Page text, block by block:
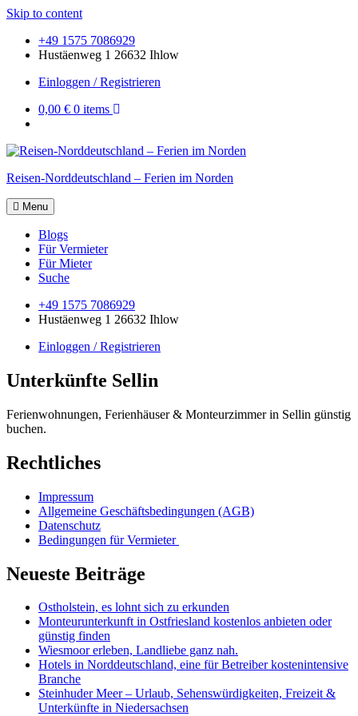
Skip to content
+49 1575 7086929
Hustäenweg 1 26632 Ihlow
Einloggen / Registrieren
0,00 € 0 items
Reisen-Norddeutschland – Ferien im Norden
Menu
Blogs
Für Vermieter
Für Mieter
Suche
+49 1575 7086929
Hustäenweg 1 26632 Ihlow
Einloggen / Registrieren
Unterkünfte Sellin
Ferienwohnungen, Ferienhäuser & Monteurzimmer in Sellin günstig
buchen.
Rechtliches
Impressum
Allgemeine Geschäftsbedingungen (AGB)
Datenschutz
Bedingungen für Vermieter
Neueste Beiträge
Ostholstein, es lohnt sich zu erkunden
Monteurunterkunft in Ostfriesland kostenlos anbieten oder
günstig finden
Wiesmoor erleben, Landliebe ganz nah.
Hotels in Norddeutschland, eine für Betreiber kostenintensive
Branche
Steinhuder Meer – Urlaub, Sehenswürdigkeiten, Freizeit &
Unterkünfte in Niedersachsen